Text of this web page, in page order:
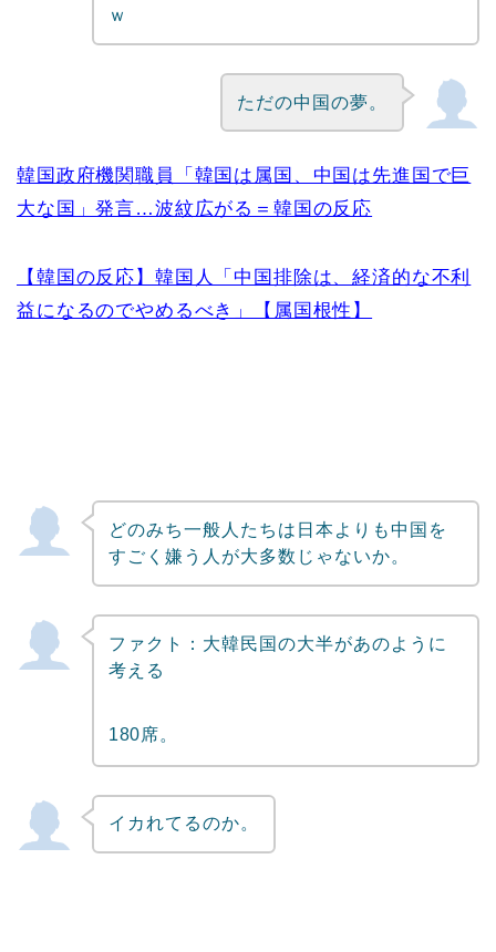
ｗ
ただの中国の夢。
韓国政府機関職員「韓国は属国、中国は先進国で巨
大な国」発言…波紋広がる＝韓国の反応
【韓国の反応】韓国人「中国排除は、経済的な不利
益になるのでやめるべき」【属国根性】
どのみち一般人たちは日本よりも中国を
すごく嫌う人が大多数じゃないか。
ファクト：大韓民国の大半があのように
考える
180席。
イカれてるのか。